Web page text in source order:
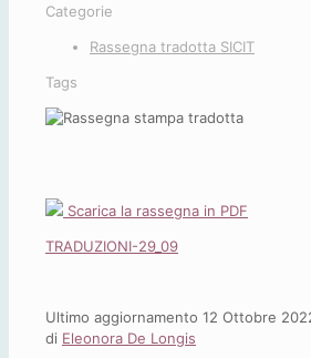
Categorie
Rassegna tradotta SICIT
Tags
Scarica la rassegna in PDF
TRADUZIONI-29_09
Ultimo aggiornamento 12 Ottobre
di Eleonora De Longis